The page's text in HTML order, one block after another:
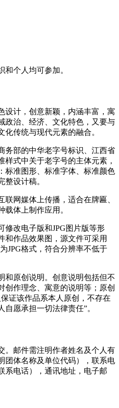
和个人均可参加。
设计，创意新颖，内涵丰富，寓
政治、经济、文化特色，又要与
化传统与现代元素的融合。
务部的中华老字号标识、江西省
样式中关于老字号的主体元素，
标准图形、标准字体、标准颜色
设计稿。
联网媒体上传播，适合在牌匾、
载体上制作应用。
修改电子版和JPG图片版等形
和作品效果图，源文件可采用
JPG格式，符合分辨率不低于
和原创说明。创意说明包括但不
创作理念、寓意的说明等；原创
证该作品系本人原创，不存在
愿承担一切法律责任”。
。邮件需注明作者姓名及个人有
团体名称及单位代码），联系电
系电话），通讯地址，电子邮